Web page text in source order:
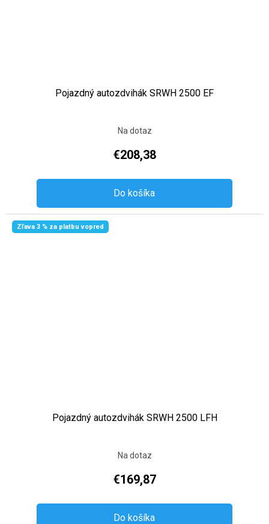
Pojazdný autozdvihák SRWH 2500 EF
Na dotaz
€208,38
Do košíka
Zľava 3 % za platbu vopred
Pojazdný autozdvihák SRWH 2500 LFH
Na dotaz
€169,87
Do košíka